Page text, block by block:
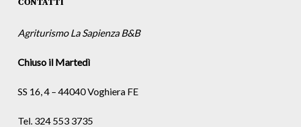
Agriturismo La Sapienza B&B
Chiuso il Martedì
SS 16, 4 – 44040 Voghiera FE
Tel. 324 553 3735